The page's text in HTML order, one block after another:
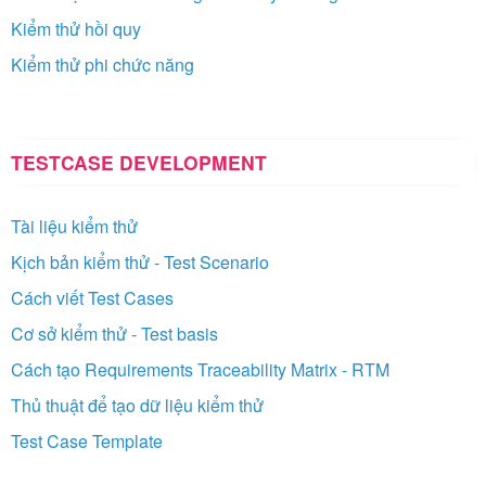
Kiểm thử hồi quy
Kiểm thử phi chức năng
TESTCASE DEVELOPMENT
Tài liệu kiểm thử
Kịch bản kiểm thử - Test Scenario
Cách viết Test Cases
Cơ sở kiểm thử - Test basis
Cách tạo Requirements Traceability Matrix - RTM
Thủ thuật để tạo dữ liệu kiểm thử
Test Case Template